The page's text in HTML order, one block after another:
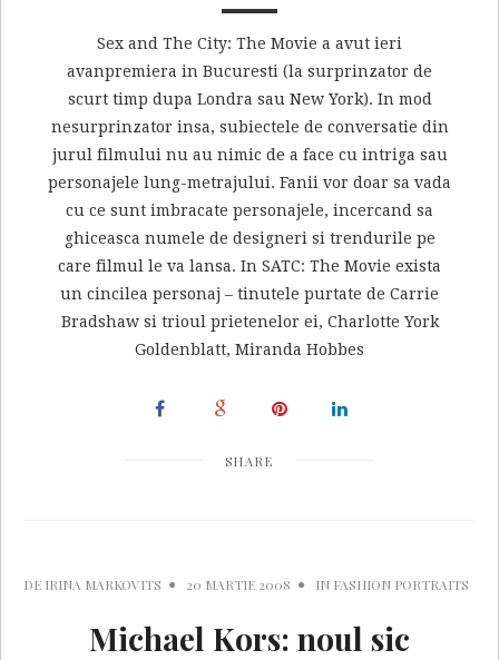
Sex and The City: The Movie a avut ieri
avanpremiera in Bucuresti (la surprinzator de
scurt timp dupa Londra sau New York). In mod
nesurprinzator insa, subiectele de conversatie din
jurul filmului nu au nimic de a face cu intriga sau
personajele lung-metrajului. Fanii vor doar sa vada
cu ce sunt imbracate personajele, incercand sa
ghiceasca numele de designeri si trendurile pe
care filmul le va lansa. In SATC: The Movie exista
un cincilea personaj – tinutele purtate de Carrie
Bradshaw si trioul prietenelor ei, Charlotte York
Goldenblatt, Miranda Hobbes
SHARE
DE IRINA MARKOVITS 20 MARTIE 2008 IN FASHION PORTRAITS
Michael Kors: noul sic